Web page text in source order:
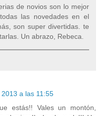
de novios son lo mejor
las novedades en el
son super divertidas. te
Un abrazo, Rebeca.
a las 11:55
estás!! Vales un montón,